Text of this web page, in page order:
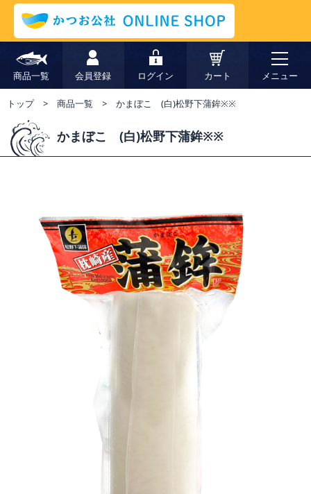
商品一覧 会員登録 ログイン カート メニュー
トップ 商品一覧 かまぼこ (白)松野下蒲鉾※※
かまぼこ (白)松野下蒲鉾※※